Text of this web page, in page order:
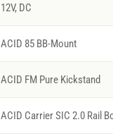
12V, DC
ACID 85 BB-Mount
ACID FM Pure Kickstand
ACID Carrier SIC 2.0 Rail